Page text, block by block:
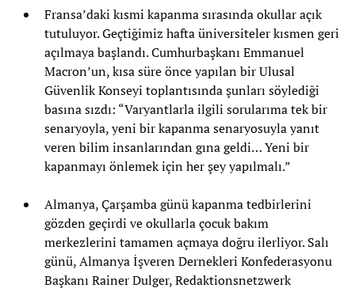
Fransa’daki kısmi kapanma sırasında okullar açık
tutuluyor. Geçtiğimiz hafta üniversiteler kısmen geri
açılmaya başlandı. Cumhurbaşkanı Emmanuel
Macron’un, kısa süre önce yapılan bir Ulusal
Güvenlik Konseyi toplantısında şunları söylediği
basına sızdı: “Varyantlarla ilgili sorularıma tek bir
senaryoyla, yeni bir kapanma senaryosuyla yanıt
veren bilim insanlarından gına geldi… Yeni bir
kapanmayı önlemek için her şey yapılmalı.”
Almanya, Çarşamba günü kapanma tedbirlerini
gözden geçirdi ve okullarla çocuk bakım
merkezlerini tamamen açmaya doğru ilerliyor. Salı
günü, Almanya İşveren Dernekleri Konfederasyonu
Başkanı Rainer Dulger, Redaktionsnetzwerk